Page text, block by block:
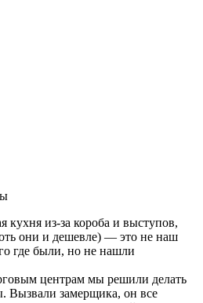
кухня из-за короба и выступов,
они и дешевле) — это не наш
где были, но не нашли
центрам мы решили делать
Вызвали замерщика, он все